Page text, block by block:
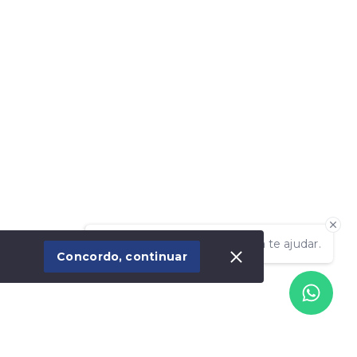
Olá! Estamos disponíveis para te ajudar.
Concordo, continuar